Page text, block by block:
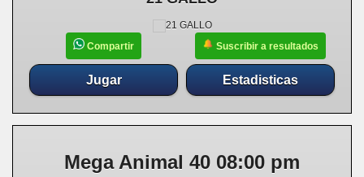
Compartir Suscribir a resultados
Jugar Estadisticas
Mega Animal 40 08:00 pm